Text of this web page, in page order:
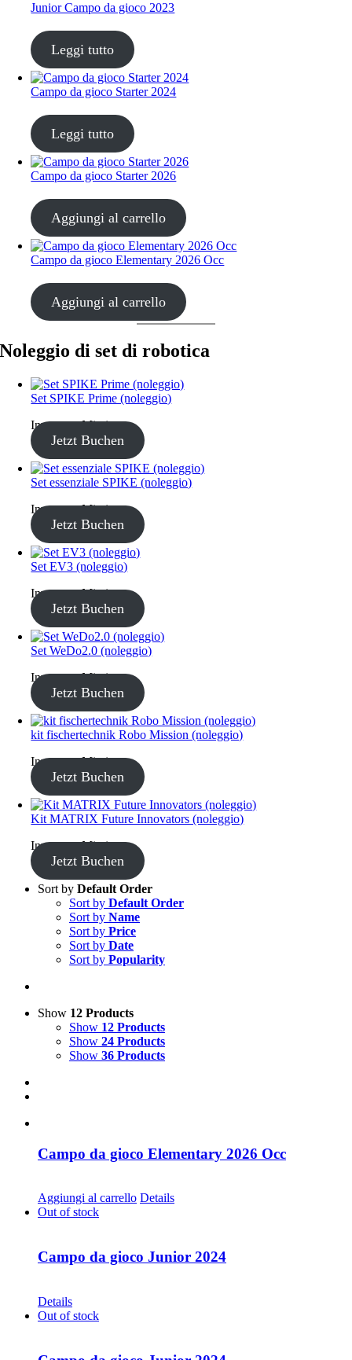
Junior Campo da gioco 2023
CHF30.00
Leggi tutto
Campo da gioco Starter 2024
CHF30.00
Leggi tutto
Campo da gioco Starter 2026
CHF30.00
Aggiungi al carrello
Campo da gioco Elementary 2026 Occ
CHF30.00
Aggiungi al carrello
Noleggio di set di robotica
Set SPIKE Prime (noleggio)
Inventory Missing
Jetzt Buchen
Set essenziale SPIKE (noleggio)
Inventory Missing
Jetzt Buchen
Set EV3 (noleggio)
Inventory Missing
Jetzt Buchen
Set WeDo2.0 (noleggio)
Inventory Missing
Jetzt Buchen
kit fischertechnik Robo Mission (noleggio)
Inventory Missing
Jetzt Buchen
Kit MATRIX Future Innovators (noleggio)
Inventory Missing
Jetzt Buchen
Sort by Default Order
Sort by Default Order
Sort by Name
Sort by Price
Sort by Date
Sort by Popularity
Show 12 Products
Show 12 Products
Show 24 Products
Show 36 Products
Campo da gioco Elementary 2026 Occ
Aggiungi al carrello Details
Out of stock
Campo da gioco Junior 2024
Details
Out of stock